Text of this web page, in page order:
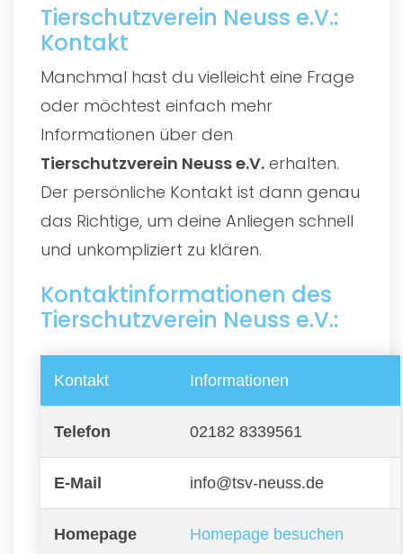
Tierschutzverein Neuss e.V.:
Kontakt
Manchmal hast du vielleicht eine Frage
oder möchtest einfach mehr
Informationen über den
Tierschutzverein Neuss e.V. erhalten.
Der persönliche Kontakt ist dann genau
das Richtige, um deine Anliegen schnell
und unkompliziert zu klären.
Kontaktinformationen des
Tierschutzverein Neuss e.V.:
Kontakt Informationen
Telefon 02182 8339561
E-Mail info@tsv-neuss.de
Homepage Homepage besuchen